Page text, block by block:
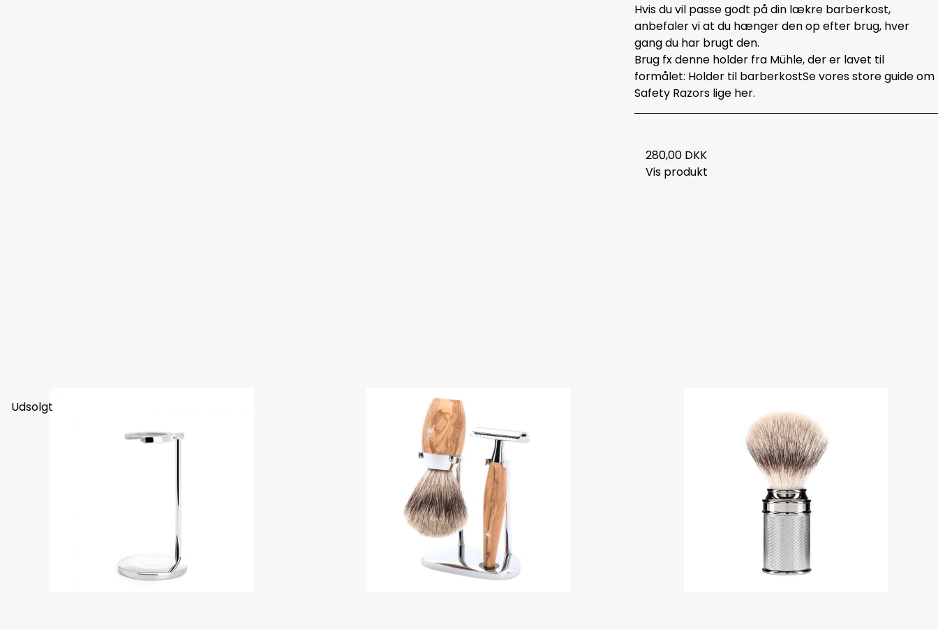
Hvis du vil passe godt på din lækre barberkost,
anbefaler vi at du hænger den op efter brug, hver
gang du har brugt den.
Brug fx denne holder fra Mühle, der er lavet til
formålet: Holder til barberkostSe vores store guide om
Safety Razors lige her.
280,00 DKK
Vis produkt
Udsolgt